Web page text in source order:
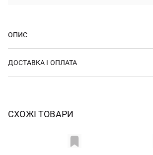
ОПИС
ДОСТАВКА І ОПЛАТА
СХОЖІ ТОВАРИ